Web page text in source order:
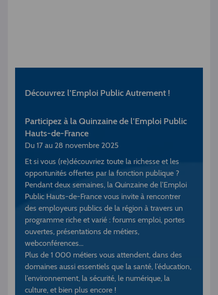
Découvrez l’Emploi Public Autrement !
Participez à la Quinzaine de l’Emploi Public
Hauts-de-France
Du 17 au 28 novembre 2025
Et si vous (re)découvriez toute la richesse et les
opportunités offertes par la fonction publique ?
Pendant deux semaines, la Quinzaine de l’Emploi
Public Hauts-de-France vous invite à rencontrer
des employeurs publics de la région à travers un
programme riche et varié : forums emploi, portes
ouvertes, présentations de métiers,
webconférences…
Plus de 1 000 métiers vous attendent, dans des
domaines aussi essentiels que la santé, l’éducation,
l’environnement, la sécurité, le numérique, la
culture, et bien plus encore !